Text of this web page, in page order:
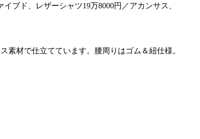
ブド、レザーシャツ19万8000円／アカンサス、
素材で仕立てています。腰周りはゴム＆紐仕様。